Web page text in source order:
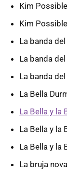
Kim Possible
Kim
La banda
La banda
La banda
La Bella
La Bella y la
La Bella y la
La Bella y la
La bruja